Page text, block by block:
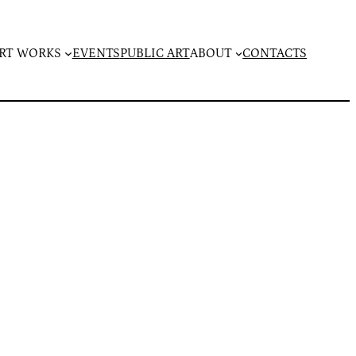
WORKS EVENTSPUBLIC ARTABOUT CONTACTS